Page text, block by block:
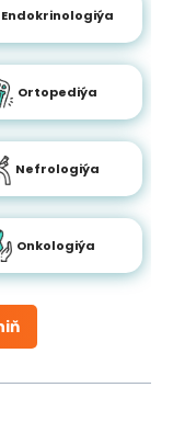
Endokrinologiýa
Ortopediýa
Nefrologiýa
Onkologiýa